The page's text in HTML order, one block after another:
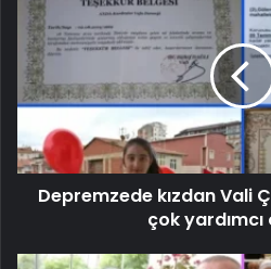
Depremzede kızdan Vali
çok